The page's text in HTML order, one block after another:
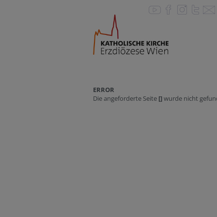
ERROR
Die angeforderte Seite []wurde nicht